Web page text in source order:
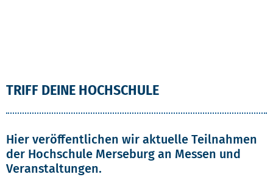
TRIFF DEINE HOCHSCHULE
Hier veröffentlichen wir aktuelle Teilnahmen
der Hochschule Merseburg an Messen und
Veranstaltungen.